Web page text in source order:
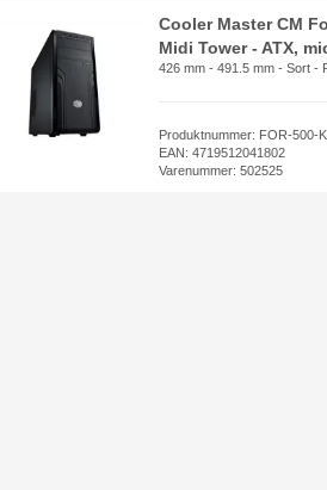
Cooler Master CM
Midi Tower - ATX,
426 mm - 491.5 mm - Sort -
Produktnummer: FOR-500-
EAN: 4719512041802
Varenummer: 502525